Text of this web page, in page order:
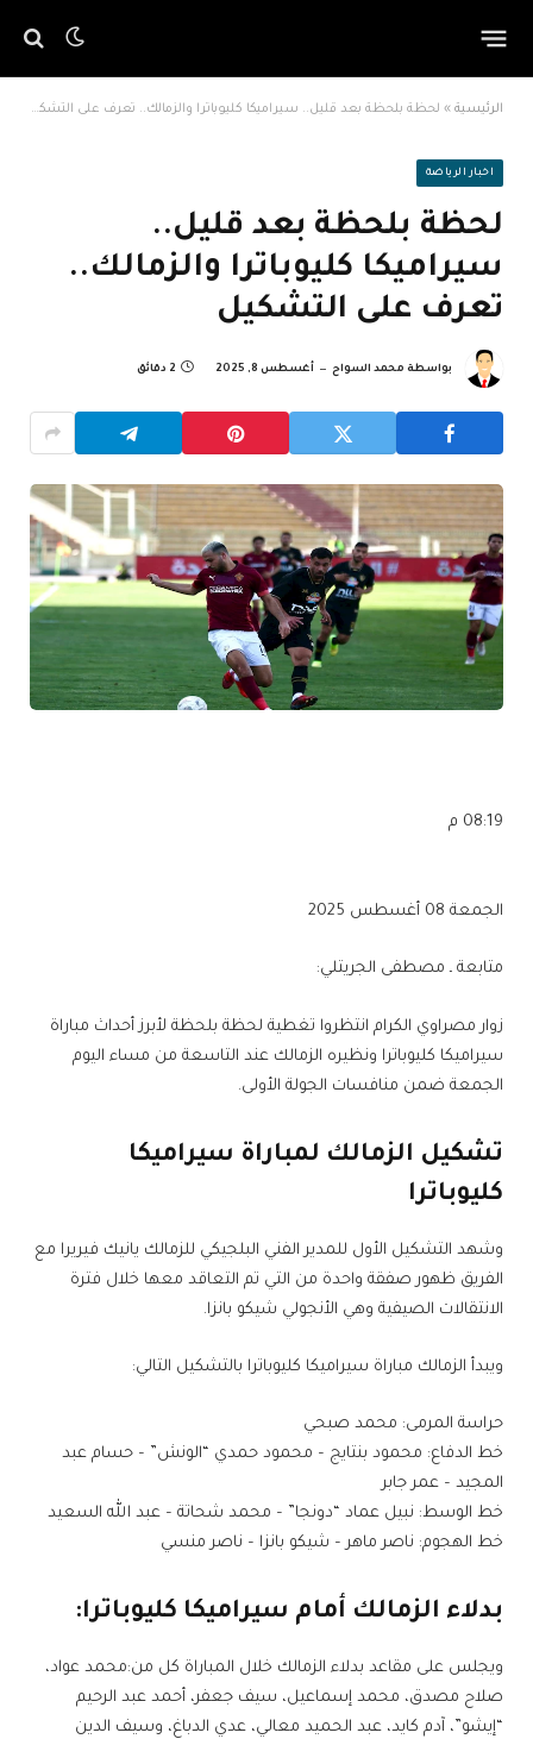
الرئيسية » لحظة بلحظة بعد قليل.. سيراميكا كليوباترا والزمالك.. تعرف على التشكيل
اخبار الرياضة
لحظة بلحظة بعد قليل..
سيراميكا كليوباترا والزمالك..
تعرف على التشكيل
بواسطة محمد السواح أغسطس 8, 2025 2 دقائق
08:19 م
الجمعة 08 أغسطس 2025
متابعة ـ مصطفى الجريتلي:
زوار مصراوي الكرام انتظروا تغطية لحظة بلحظة لأبرز أحداث مباراة
سيراميكا كليوباترا ونظيره الزمالك عند التاسعة من مساء اليوم
الجمعة ضمن منافسات الجولة الأولى.
تشكيل الزمالك لمباراة سيراميكا
كليوباترا
وشهد التشكيل الأول للمدير الفني البلجيكي للزمالك يانيك فيريرا مع
الفريق ظهور صفقة واحدة من التي تم التعاقد معها خلال فترة
الانتقالات الصيفية وهي الأنجولي شيكو بانزا.
ويبدأ الزمالك مباراة سيراميكا كليوباترا بالتشكيل التالي:
حراسة المرمى: محمد صبحي
خط الدفاع: محمود بنتايج – محمود حمدي “الونش” – حسام عبد
المجيد – عمر جابر
خط الوسط: نبيل عماد “دونجا” – محمد شحاتة – عبد الله السعيد
خط الهجوم: ناصر ماهر – شيكو بانزا – ناصر منسي
بدلاء الزمالك أمام سيراميكا كليوباترا:
ويجلس على مقاعد بدلاء الزمالك خلال المباراة كل من:محمد عواد،
صلاح مصدق، محمد إسماعيل، سيف جعفر، أحمد عبد الرحيم
“إيشو”، آدم كايد، عبد الحميد معالي، عدي الدباغ، وسيف الدين